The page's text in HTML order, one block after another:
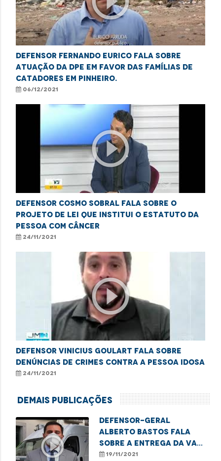
Defensor Fernando Eurico fala sobre
atuação da DPE em favor das famílias de
catadores em Pinheiro.
06/12/2021
play_circle_outline
Defensor Cosmo Sobral fala sobre o
projeto de lei que institui o Estatuto da
Pessoa com Câncer
24/11/2021
play_circle_outline
Defensor Vinicius Goulart fala sobre
denúncias de crimes contra a pessoa idosa
24/11/2021
Demais Publicações
play_circle_outline
Defensor-geral
Alberto Bastos fala
sobre a entrega da Van
dos Direitos
19/11/2021